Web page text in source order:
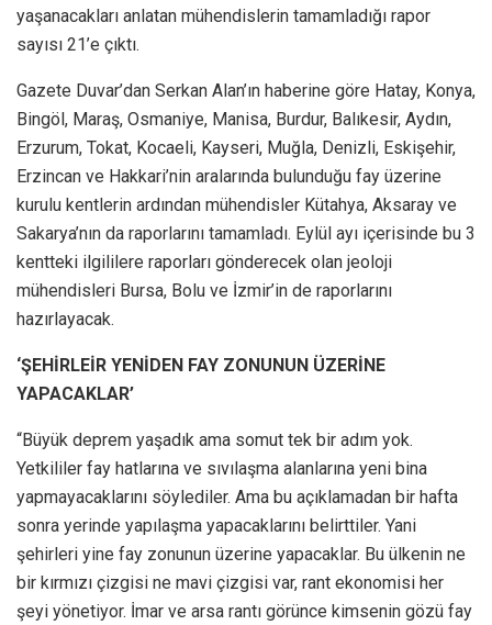
yaşanacakları anlatan mühendislerin tamamladığı rapor
sayısı 21’e çıktı.
Gazete Duvar’dan Serkan Alan’ın haberine göre Hatay, Konya,
Bingöl, Maraş, Osmaniye, Manisa, Burdur, Balıkesir, Aydın,
Erzurum, Tokat, Kocaeli, Kayseri, Muğla, Denizli, Eskişehir,
Erzincan ve Hakkari’nin aralarında bulunduğu fay üzerine
kurulu kentlerin ardından mühendisler Kütahya, Aksaray ve
Sakarya’nın da raporlarını tamamladı. Eylül ayı içerisinde bu 3
kentteki ilgililere raporları gönderecek olan jeoloji
mühendisleri Bursa, Bolu ve İzmir’in de raporlarını
hazırlayacak.
‘ŞEHİRLEİR YENİDEN FAY ZONUNUN ÜZERİNE
YAPACAKLAR’
“Büyük deprem yaşadık ama somut tek bir adım yok.
Yetkililer fay hatlarına ve sıvılaşma alanlarına yeni bina
yapmayacaklarını söylediler. Ama bu açıklamadan bir hafta
sonra yerinde yapılaşma yapacaklarını belirttiler. Yani
şehirleri yine fay zonunun üzerine yapacaklar. Bu ülkenin ne
bir kırmızı çizgisi ne mavi çizgisi var, rant ekonomisi her
şeyi yönetiyor. İmar ve arsa rantı görünce kimsenin gözü fay